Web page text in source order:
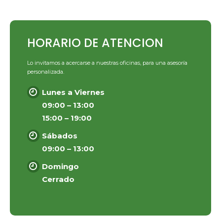
HORARIO DE ATENCION
Lo invitamos a acercarse a nuestras oficinas, para una asesoría
personalizada.
Lunes a Viernes
09:00 – 13:00
15:00 – 19:00
Sábados
09:00 – 13:00
Domingo
Cerrado